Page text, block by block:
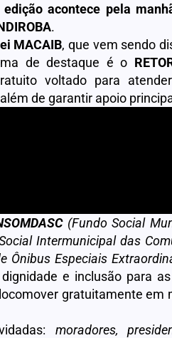
acontece pela
.
MACAIB, que vem sendo
de destaque é o
voltado para
de garantir apoio
(Fundo Social
Intermunicipal das
Ônibus Especiais
e inclusão para
gratuitamente em
moradores,